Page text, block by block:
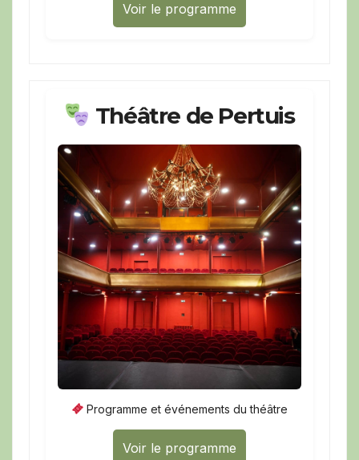
Voir le programme
Théâtre de Pertuis
Programme et événements du théâtre
Voir le programme